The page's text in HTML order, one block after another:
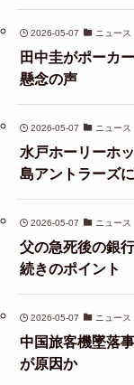
2026-05-07 ニュース
田中圭がポーカ
懸念の声
2026-05-07 ニュース
水戸ホーリーホ
島アントラーズ
2026-05-07 ニュース
父の急死後の銀
続きのポイント
2026-05-07 ニュース
中国旅客機墜落
が原因か